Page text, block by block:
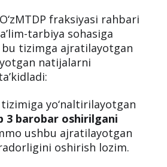
fraksiyasi rahbari
tarbiya sohasiga
bu tizimga ajratilayotgan
natijalarni
yo‘naltirilayotgan
3 barobar oshirilgani
ushbu ajratilayotgan
oshirish lozim.